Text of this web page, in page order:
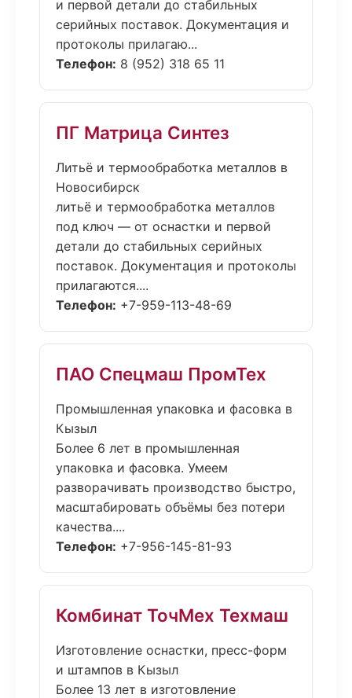
и первой детали до стабильных
серийных поставок. Документация и
протоколы прилагаю...
Телефон: 8 (952) 318 65 11
ПГ Матрица Синтез
Литьё и термообработка металлов в
Новосибирск
литьё и термообработка металлов
под ключ — от оснастки и первой
детали до стабильных серийных
поставок. Документация и протоколы
прилагаются....
Телефон: +7-959-113-48-69
ПАО Спецмаш ПромТех
Промышленная упаковка и фасовка в
Кызыл
Более 6 лет в промышленная
упаковка и фасовка. Умеем
разворачивать производство быстро,
масштабировать объёмы без потери
качества....
Телефон: +7-956-145-81-93
Комбинат ТочМех Техмаш
Изготовление оснастки, пресс-форм
и штампов в Кызыл
Более 13 лет в изготовление